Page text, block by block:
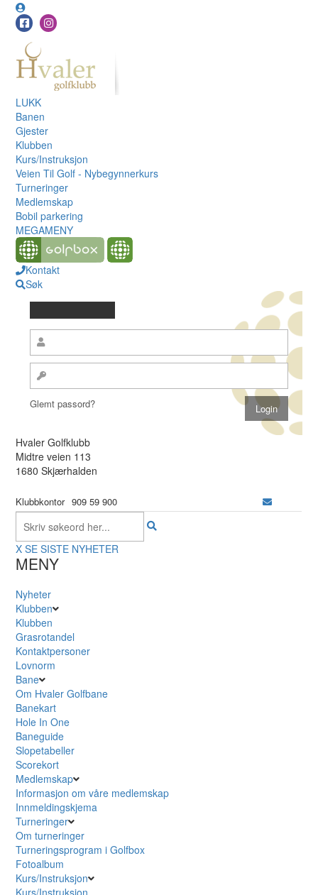
LUKK
Banen
Gjester
Klubben
Kurs/Instruksjon
Veien Til Golf - Nybegynnerkurs
Turneringer
Medlemskap
Bobil parkering
MEGAMENY
Kontakt
Søk
Glemt passord?
Hvaler Golfklubb
Midtre veien 113
1680 Skjærhalden
Klubbkontor 909 59 900
X SE SISTE NYHETER
MENY
Nyheter
Klubben
Klubben
Grasrotandel
Kontaktpersoner
Lovnorm
Bane
Om Hvaler Golfbane
Banekart
Hole In One
Baneguide
Slopetabeller
Scorekort
Medlemskap
Informasjon om våre medlemskap
Innmeldingskjema
Turneringer
Om turneringer
Turneringsprogram i Golfbox
Fotoalbum
Kurs/Instruksjon
Kurs/Instruksjon